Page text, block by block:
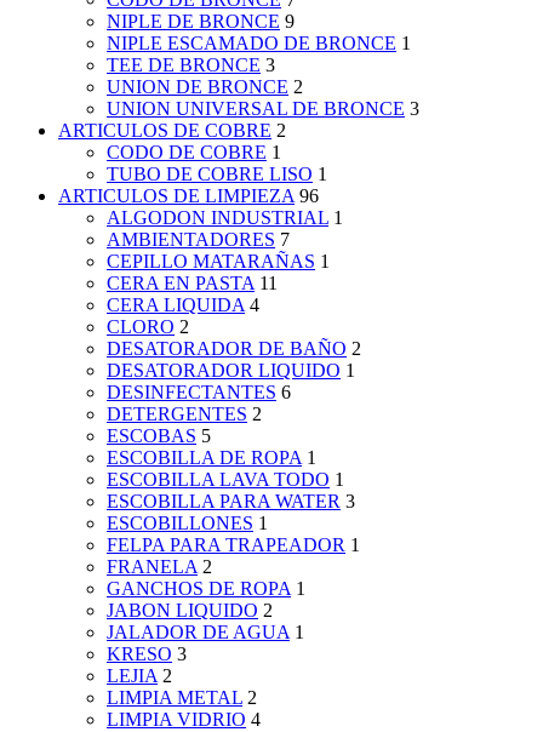
NIPLE DE BRONCE 9
NIPLE ESCAMADO DE BRONCE 1
TEE DE BRONCE 3
UNION DE BRONCE 2
UNION UNIVERSAL DE BRONCE 3
ARTICULOS DE COBRE 2
CODO DE COBRE 1
TUBO DE COBRE LISO 1
ARTICULOS DE LIMPIEZA 96
ALGODON INDUSTRIAL 1
AMBIENTADORES 7
CEPILLO MATARAÑAS 1
CERA EN PASTA 11
CERA LIQUIDA 4
CLORO 2
DESATORADOR DE BAÑO 2
DESATORADOR LIQUIDO 1
DESINFECTANTES 6
DETERGENTES 2
ESCOBAS 5
ESCOBILLA DE ROPA 1
ESCOBILLA LAVA TODO 1
ESCOBILLA PARA WATER 3
ESCOBILLONES 1
FELPA PARA TRAPEADOR 1
FRANELA 2
GANCHOS DE ROPA 1
JABON LIQUIDO 2
JALADOR DE AGUA 1
KRESO 3
LEJIA 2
LIMPIA METAL 2
LIMPIA VIDRIO 4